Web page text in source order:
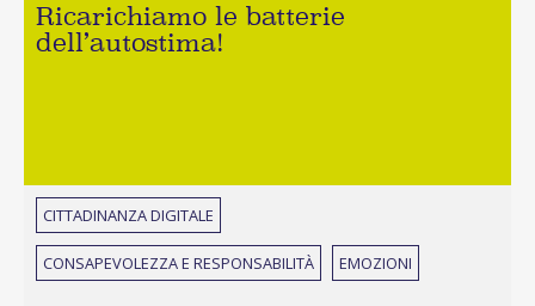
Ricarichiamo le batterie
dell’autostima!
CITTADINANZA DIGITALE
CONSAPEVOLEZZA E RESPONSABILITÀ EMOZIONI